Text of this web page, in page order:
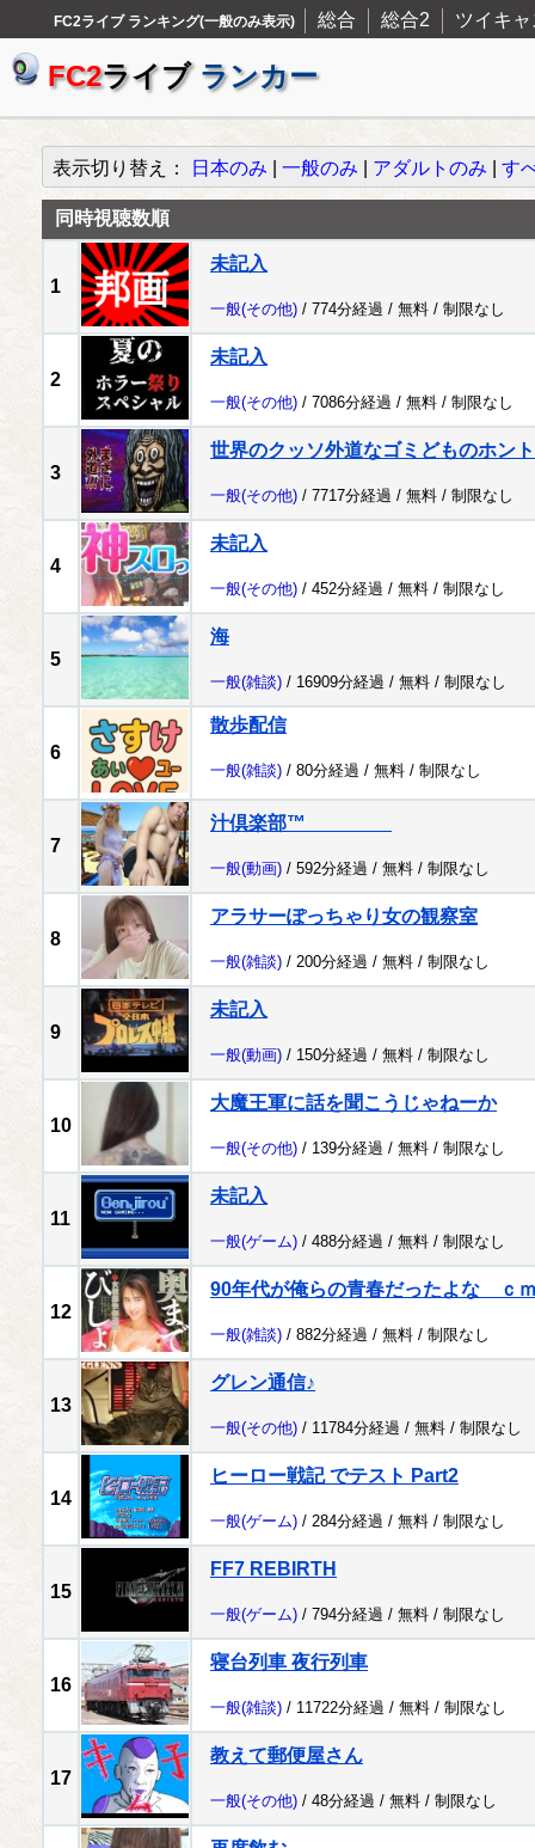
FC2ライブ ランキング(一般のみ表示) 総合 総合2 ツイキャ
FC2ライブ ランカー
表示切り替え： 日本のみ 一般のみ アダルトのみ す
同時視聴数順
1
未記入
一般(その他) / 774分経過 / 無料 / 制限なし
2
未記入
一般(その他) / 7086分経過 / 無料 / 制限なし
3
世界のクッソ外道なゴミどものホン
一般(その他) / 7717分経過 / 無料 / 制限なし
4
未記入
一般(その他) / 452分経過 / 無料 / 制限なし
5
海
一般(雑談) / 16909分経過 / 無料 / 制限なし
6
散歩配信
一般(雑談) / 80分経過 / 無料 / 制限なし
7
汁倶楽部™
一般(動画) / 592分経過 / 無料 / 制限なし
8
アラサーぽっちゃり女の観察室
一般(雑談) / 200分経過 / 無料 / 制限なし
9
未記入
一般(動画) / 150分経過 / 無料 / 制限なし
10
大魔王軍に話を聞こうじゃねーか
一般(その他) / 139分経過 / 無料 / 制限なし
11
未記入
一般(ゲーム) / 488分経過 / 無料 / 制限なし
12
90年代が俺らの青春だったよな ｃ
一般(雑談) / 882分経過 / 無料 / 制限なし
13
グレン通信♪
一般(その他) / 11784分経過 / 無料 / 制限なし
14
ヒーロー戦記 でテスト Part2
一般(ゲーム) / 284分経過 / 無料 / 制限なし
15
FF7 REBIRTH
一般(ゲーム) / 794分経過 / 無料 / 制限なし
16
寝台列車 夜行列車
一般(雑談) / 11722分経過 / 無料 / 制限なし
17
教えて郵便屋さん
一般(その他) / 48分経過 / 無料 / 制限なし